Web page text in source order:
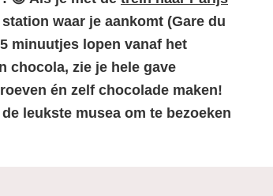
waar je aankomt (Gare du
minuutjes lopen vanaf het
chocola, zie je hele gave
én zelf chocolade maken!
leukste musea om te bezoeken